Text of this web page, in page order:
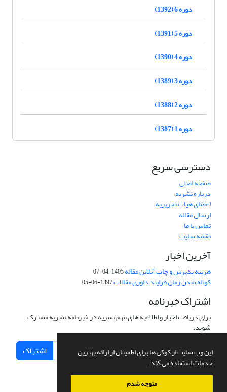
این وب سایت از کوکی ها برای اطمینان از ارائه بهترین
خدمات استفاده می کند.
متوجه شدم
دوره 6 (1392)
دوره 5 (1391)
دوره 4 (1390)
دوره 3 (1389)
دوره 2 (1388)
دوره 1 (1387)
دسترسی سریع
صفحه اصلی
درباره نشریه
اعضای هیات تحریریه
ارسال مقاله
تماس با ما
نقشه سایت
آخرین اخبار
هزینه پذیرش و چاپ آنلاین مقاله1405-04-07
کوتاه شدن زمان فرایند داوری مقالات1397-06-05
اشتراک خبرنامه
برای دریافت اخبار و اطلاعیه های مهم نشریه در خبرنامه نشریه مشترک
شوید.
اشتراک